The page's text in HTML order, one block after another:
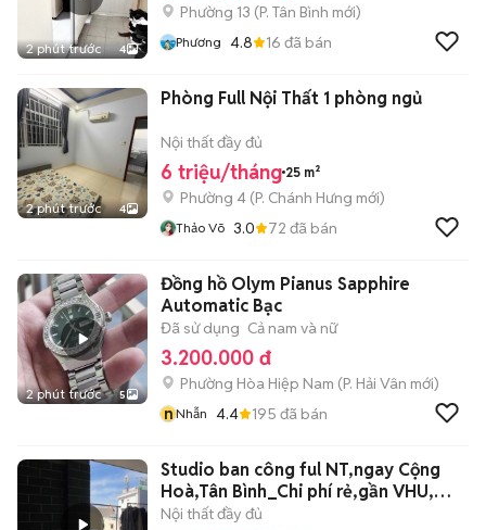
2 phút trước 4
Phường 13 (P. Tân Bình mới)
Phương 4.8 16 đã bán
2 phút trước 4
Phòng Full Nội Thất 1 phòng ngủ
Nội thất đầy đủ
6 triệu/tháng 25 m²
Phường 4 (P. Chánh Hưng mới)
Thảo Võ 3.0 72 đã bán
2 phút trước 5
Đồng hồ Olym Pianus Sapphire
Automatic Bạc
Đã sử dụng Cả nam và nữ
3.200.000 đ
Phường Hòa Hiệp Nam (P. Hải Vân mới)
nNhẫn 4.4 195 đã bán
Studio ban công ful NT,ngay Cộng
Hoà,Tân Bình_Chi phí rẻ,gần VHU,
HUIT
Nội thất đầy đủ